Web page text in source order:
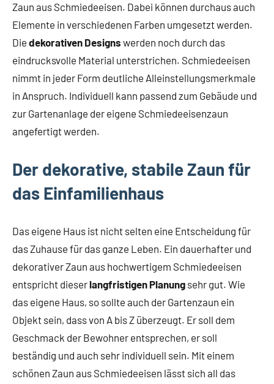
Zaun aus Schmiedeeisen. Dabei können durchaus auch
Elemente in verschiedenen Farben umgesetzt werden.
Die dekorativen Designs werden noch durch das
eindrucksvolle Material unterstrichen. Schmiedeeisen
nimmt in jeder Form deutliche Alleinstellungsmerkmale
in Anspruch. Individuell kann passend zum Gebäude und
zur Gartenanlage der eigene Schmiedeeisenzaun
angefertigt werden.
Der dekorative, stabile Zaun für
das Einfamilienhaus
Das eigene Haus ist nicht selten eine Entscheidung für
das Zuhause für das ganze Leben. Ein dauerhafter und
dekorativer Zaun aus hochwertigem Schmiedeeisen
entspricht dieserlangfristigen Planung sehr gut. Wie
das eigene Haus, so sollte auch der Gartenzaun ein
Objekt sein, dass von A bis Z überzeugt. Er soll dem
Geschmack der Bewohner entsprechen, er soll
beständig und auch sehr individuell sein. Mit einem
schönen Zaun aus Schmiedeeisen lässt sich all das